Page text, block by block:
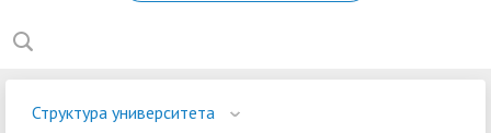
Структура университета